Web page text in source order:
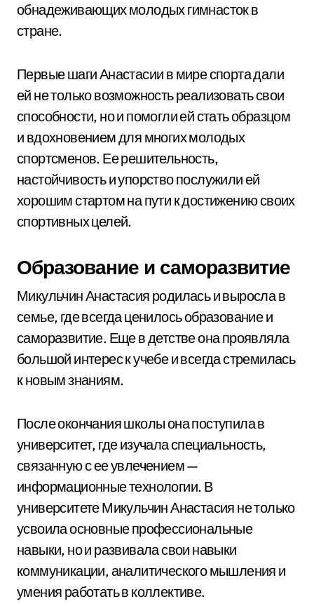
обнадеживающих молодых гимнасток в
стране.
Первые шаги Анастасии в мире спорта дали
ей не только возможность реализовать свои
способности, но и помогли ей стать образцом
и вдохновением для многих молодых
спортсменов. Ее решительность,
настойчивость и упорство послужили ей
хорошим стартом на пути к достижению своих
спортивных целей.
Образование и саморазвитие
Микульчин Анастасия родилась и выросла в
семье, где всегда ценилось образование и
саморазвитие. Еще в детстве она проявляла
большой интерес к учебе и всегда стремилась
к новым знаниям.
После окончания школы она поступила в
университет, где изучала специальность,
связанную с ее увлечением —
информационные технологии. В
университете Микульчин Анастасия не только
усвоила основные профессиональные
навыки, но и развивала свои навыки
коммуникации, аналитического мышления и
умения работать в коллективе.